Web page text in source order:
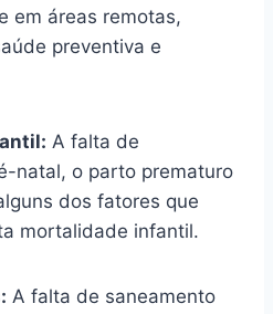
em áreas remotas,
preventiva e
A falta de
natal, o parto prematuro
dos fatores que
mortalidade infantil.
A falta de saneamento